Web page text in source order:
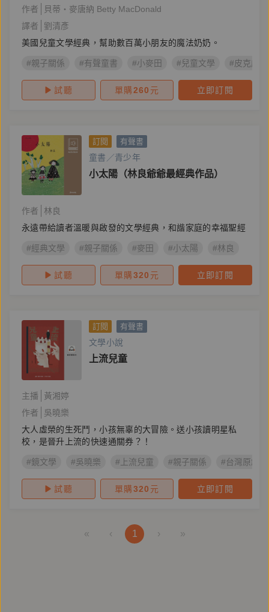
作者
貝蒂‧麥唐納 Betty MacDonald
譯者
劉清彥
美國兒童文學經典，幫助數百萬小朋友的魔法奶奶。
#親子關係 #有聲童書 #小麥田 #兒童文學 #皮克威
試聽 單購260 元 立即訂閱
訂閱 有聲書
童書／青少年
小太陽（林良爺爺最經典作品）
作者
林良
永遠帶給讀者溫暖與啟發的文學經典，和諧家庭的幸福聖經
#經典文學 #親子關係 #麥田 #小太陽 #林良
試聽 單購320 元 立即訂閱
訂閱 有聲書
文學小說
上流兒童
主播
黃湘婷
作者
吳曉樂
大人虛榮的生死鬥，小孩無辜的大冒險。送小孩讀明星私
校，是晉升上流的快速通關券？！
#鏡文學 #吳曉樂 #上流兒童 #親子關係 #台灣原創
試聽 單購320 元 立即訂閱
« ‹ 1 › »